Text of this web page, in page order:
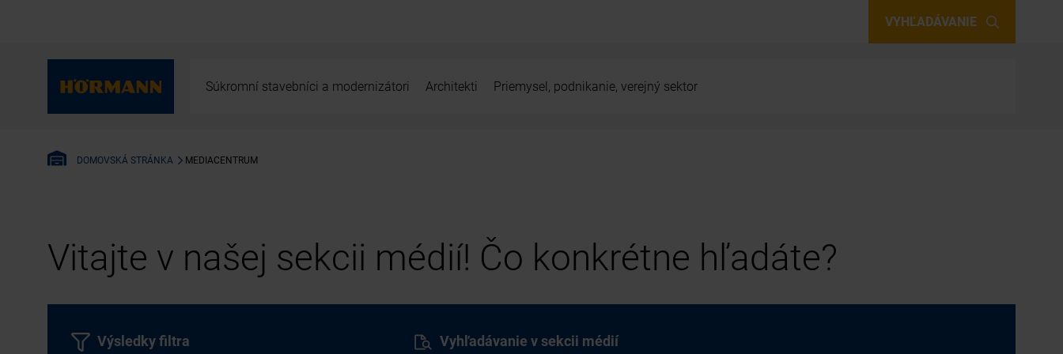
VYHĽADÁVANIE
Súkromní stavebníci a modernizátori Architekti Priemysel, podnikanie, verejný sektor
DOMOVSKÁ STRÁNKA MEDIACENTRUM
Vitajte v našej sekcii médií! Čo konkrétne hľadáte?
Vyhľadávanie v sekcii médií
Výsledky filtra